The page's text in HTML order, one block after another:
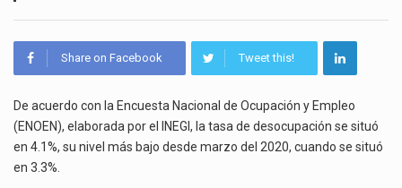
Los créditos fiscales determinados a empresas IMMEX rara vez nacen de una interpretación equivocada de…
La inversión fija bruta en México registró un aumento de 1.1% interanual en mayo de…
DESOCUPACIÓN
RETROCEDE
4.1%
EN
MAYO
Share on Facebook Tweet this!
De acuerdo con la Encuesta Nacional de Ocupación y Empleo
(ENOEN), elaborada por el INEGI, la tasa de desocupación se situó
en 4.1%, su nivel más bajo desde marzo del 2020, cuando se situó
en 3.3%.